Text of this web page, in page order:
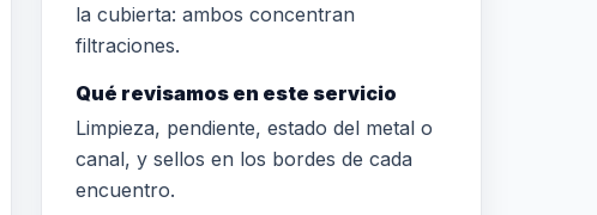
la cubierta: ambos concentran
filtraciones.
Qué revisamos en este servicio
Limpieza, pendiente, estado del metal o
canal, y sellos en los bordes de cada
encuentro.